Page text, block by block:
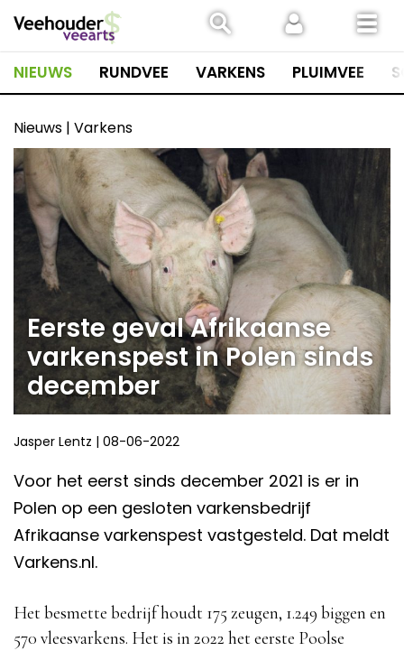
naar
inhoud
NIEUWS RUNDVEE VARKENS PLUIMVEE
Nieuws | Varkens
Eerste geval Afrikaanse
varkenspest in Polen sinds
december
Jasper Lentz | 08-06-2022
Voor het eerst sinds december 2021 is er in
Polen op een gesloten varkensbedrijf
Afrikaanse varkenspest vastgesteld. Dat meldt
Varkens.nl.
Het besmette bedrijf houdt 175 zeugen, 1.249 biggen en
570 vleesvarkens. Het is in 2022 het eerste Poolse